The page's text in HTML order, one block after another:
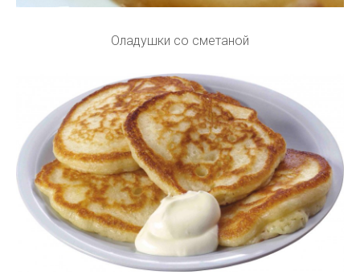
Оладушки со сметаной